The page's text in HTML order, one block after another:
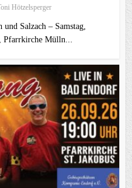
Hötzelsperger
Salzach – Samstag,
Pfarrkirche Mülln...